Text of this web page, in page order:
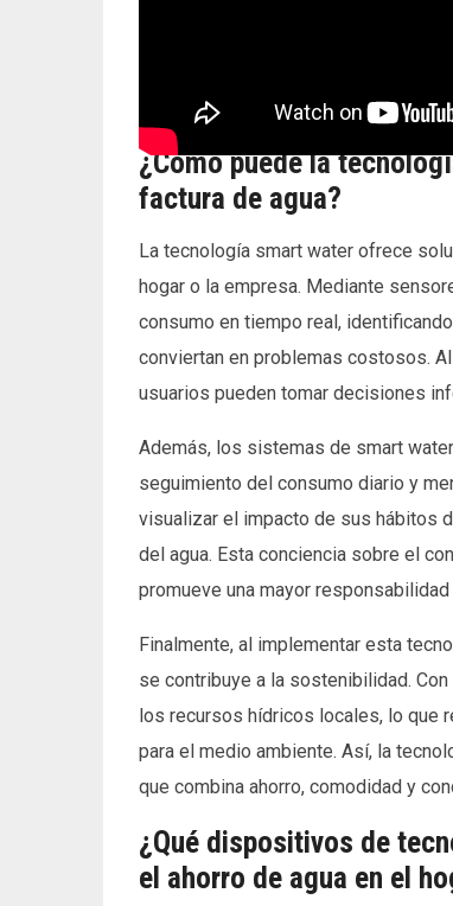
¿Cómo puede la
factura de agua?
La tecnología smart water ofrece
hogar o la empresa. Mediante
consumo en tiempo real,
conviertan en problemas costosos.
usuarios pueden tomar decisiones
Además, los sistemas de smart
seguimiento del consumo diario y
visualizar el impacto de sus hábitos
del agua. Esta conciencia sobre el
promueve una mayor responsabilidad
Finalmente, al implementar esta
se contribuye a la sostenibilidad.
los recursos hídricos locales, lo que
para el medio ambiente. Así, la
que combina ahorro, comodidad y
¿Qué dispositivos de
el ahorro de agua en el